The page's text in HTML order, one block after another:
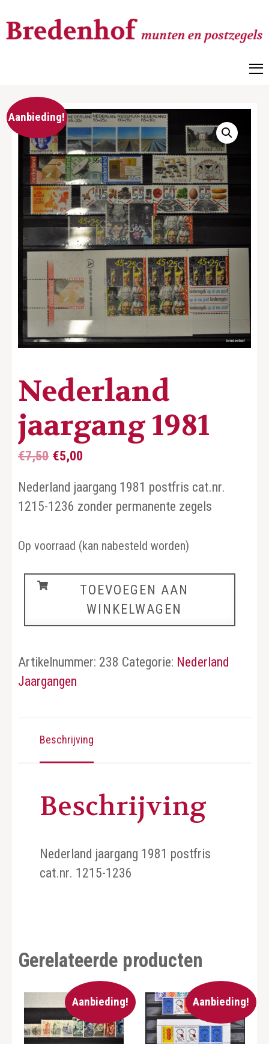
Aanbieding!
Nederland
jaargang 1981
€7,50 Oorspronkelijke
was:
€7,50.
€5,00
is:
€5,00.
Nederland jaargang 1981 postfris cat.nr.
1215-1236 zonder permanente zegels
Op voorraad (kan nabesteld worden)
Nederland
TOEVOEGEN AAN
WINKELWAGEN
Artikelnummer: 238 Categorie: Nederland
Jaargangen
Beschrijving
Beschrijving
Nederland jaargang 1981 postfris
cat.nr. 1215-1236
Gerelateerde producten
Aanbieding! Aanbieding!